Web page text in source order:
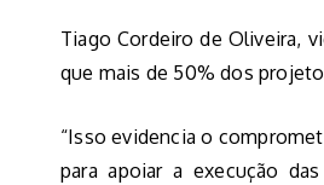
Tiago Cordeiro de Oliveira,
que mais de 50% dos
“Isso evidencia o
para apoiar a execução